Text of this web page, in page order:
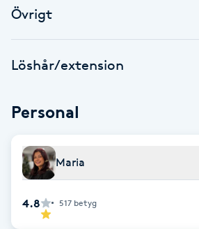
F
Fet hårbotten
Fettreducering
Övrigt
Löshår/extension
Personal
Maria
4.8 517 betyg